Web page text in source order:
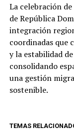
La celebración
de República
integración
coordinadas que
y la estabilidad
consolidando
una gestión
sostenible.
TEMAS